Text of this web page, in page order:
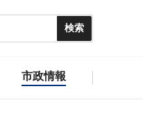
市政情報